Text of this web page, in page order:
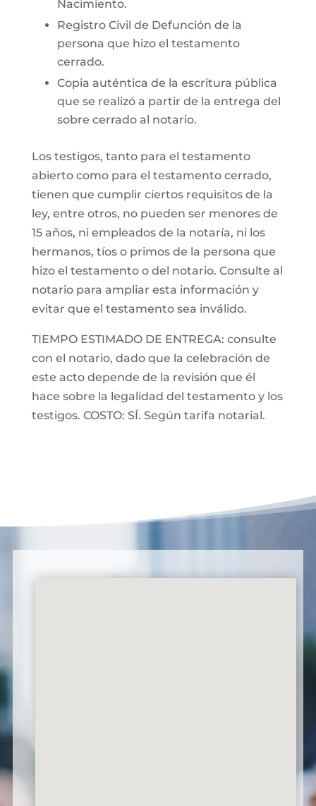
Nacimiento.
Registro Civil de Defunción de la
persona que hizo el testamento
cerrado.
Copia auténtica de la escritura pública
que se realizó a partir de la entrega del
sobre cerrado al notario.
Los testigos, tanto para el testamento
abierto como para el testamento cerrado,
tienen que cumplir ciertos requisitos de la
ley, entre otros, no pueden ser menores de
15 años, ni empleados de la notaría, ni los
hermanos, tíos o primos de la persona que
hizo el testamento o del notario. Consulte al
notario para ampliar esta información y
evitar que el testamento sea inválido.
TIEMPO ESTIMADO DE ENTREGA: consulte
con el notario, dado que la celebración de
este acto depende de la revisión que él
hace sobre la legalidad del testamento y los
testigos. COSTO: SÍ. Según tarifa notarial.